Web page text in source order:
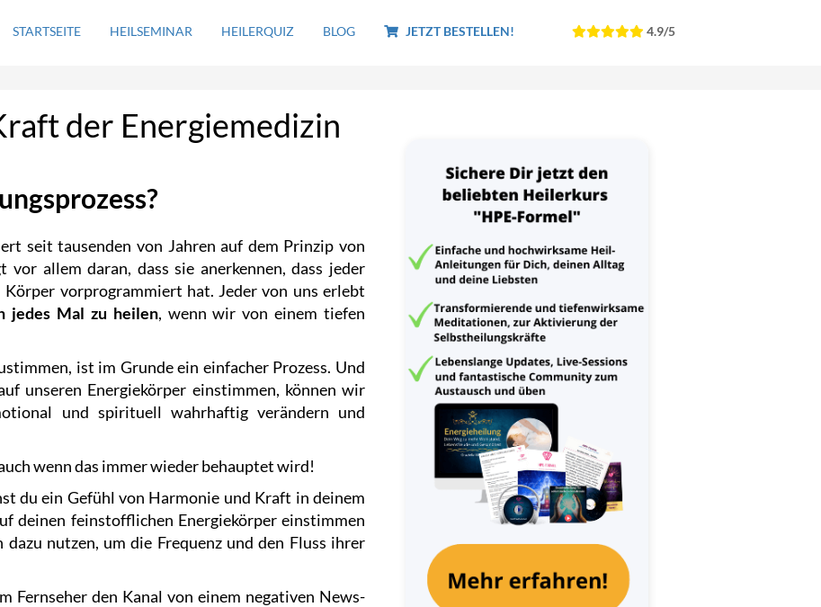
STARTSEITE HEILSEMINAR HEILERQUIZ BLOG JETZT BESTELLEN! 4.9/5
der Energiemedizin
seit tausenden von Jahren auf dem Prinzip von
vor allem daran, dass sie anerkennen, dass jeder
vorprogrammiert hat. Jeder von uns erlebt
jedes Mal zu heilen, wenn wir von einem tiefen
ist im Grunde ein einfacher Prozess. Und
unseren Energiekörper einstimmen, können wir
und spirituell wahrhaftig verändern und
wenn das immer wieder behauptet wird!
du ein Gefühl von Harmonie und Kraft in deinem
deinen feinstofflichen Energiekörper einstimmen
nutzen, um die Frequenz und den Fluss ihrer
Fernseher den Kanal von einem negativen News-